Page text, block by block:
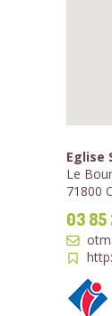
Eglise
Le
71800
03 85